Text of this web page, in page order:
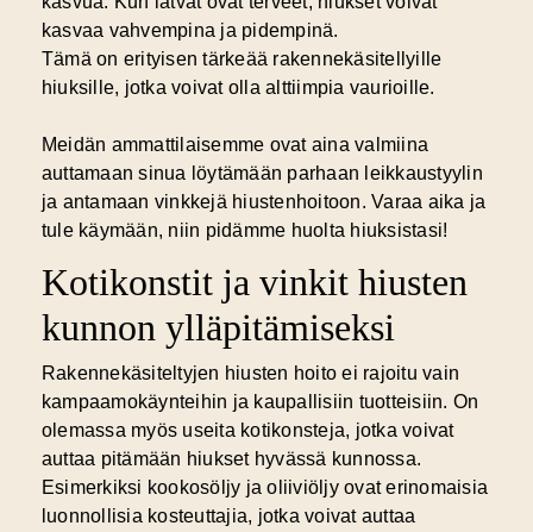
kasvaa vahvempina ja pidempinä.
Tämä on erityisen tärkeää rakennekäsitellyille
hiuksille, jotka voivat olla alttiimpia vaurioille.
Meidän ammattilaisemme ovat aina valmiina
auttamaan sinua löytämään parhaan leikkaustyylin
ja antamaan vinkkejä hiustenhoitoon. Varaa aika ja
tule käymään, niin pidämme huolta hiuksistasi!
Kotikonstit ja vinkit hiusten
kunnon ylläpitämiseksi
Rakennekäsiteltyjen hiusten hoito ei rajoitu vain
kampaamokäynteihin ja kaupallisiin tuotteisiin. On
olemassa myös useita kotikonsteja, jotka voivat
auttaa pitämään hiukset hyvässä kunnossa.
Esimerkiksi kookosöljy ja oliiviöljy ovat erinomaisia
luonnollisia kosteuttajia, jotka voivat auttaa